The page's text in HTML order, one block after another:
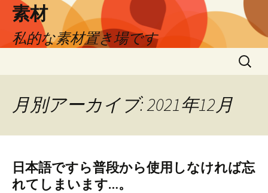
素材
私的な素材置き場です
検
月別アーカイブ: 2021年12月
日本語ですら普段から使用しなければ忘
れてしまいます…。